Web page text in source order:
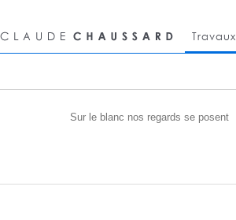
Sur le blanc nos regards se posent